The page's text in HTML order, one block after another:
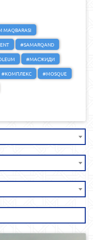
MAQBARASI
#SAMARQAND
#МАСЖИДИ
#КОМПЛЕКС
#MOSQUE